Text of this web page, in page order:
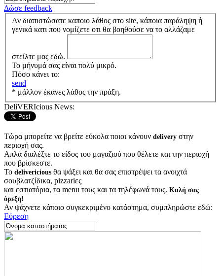
Δώσε feedback
Αν διαπιστώσατε καποιο λάθος στο site, κάποια παράληψη ή
γενικά κατι που νομίζετε οτι θα βοηθούσε να το αλλάζαμε
στείλτε μας εδώ.
Το μήνυμά σας είναι πολύ μικρό.
Πόσο κάνει το:
send
* μάλλον έκανες λάθος την πράξη.
DeliVERIcious News:
Τώρα μπορείτε να βρείτε εύκολα ποιοι κάνουν delivery στην
περιοχή σας.
Απλά διαλέξτε το είδος του μαγαζιού που θέλετε και την περιοχή
που βρίσκεστε.
Το delivericious θα ψάξει και θα σας επιστρέψει τα ανοιχτά
σουβλατζίδικα, pizzariες
και εστιατόρια, τα menu τους και τα τηλέφωνά τους. Καλή σας
όρεξη!
Αν ψάχνετε κάποιο συγκεκριμένο κατάστημα, συμπληρώστε εδώ:
Εύρεση